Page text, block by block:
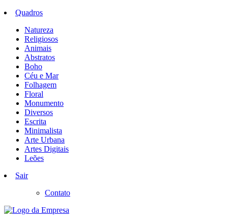
Quadros
Natureza
Religiosos
Animais
Abstratos
Boho
Céu e Mar
Folhagem
Floral
Monumento
Diversos
Escrita
Minimalista
Arte Urbana
Artes Digitais
Leões
Sair
Contato